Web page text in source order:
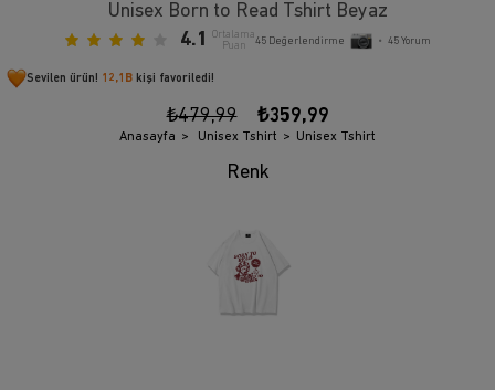
Unisex Born to Read Tshirt Beyaz
4.1
Ortalama
Puan
45 Değerlendirme • 45Yorum
Sevilen ürün! 12,1B kişi favoriledi!
₺479,99 ₺359,99
Anasayfa Unisex Tshirt Unisex Tshirt